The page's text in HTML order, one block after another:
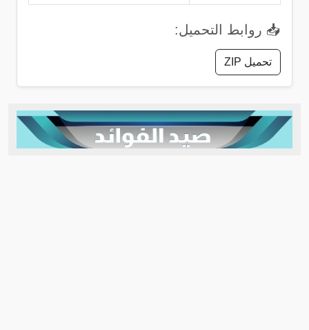
📥 روابط التحميل:
تحميل ZIP